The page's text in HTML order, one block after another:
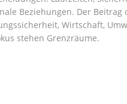
Beziehungen. Der Beitrag
Wirtschaft,
stehen Grenzräume.